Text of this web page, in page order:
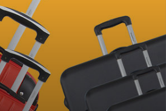
de cas